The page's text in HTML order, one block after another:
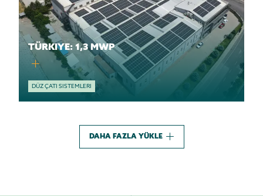
TÜRKIYE: 1,3 MWP
DÜZ ÇATI SISTEMLERI
DAHA FAZLA YÜKLE